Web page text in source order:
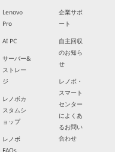
Lenovo
Pro
AI PC
サーバー&
ストレー
ジ
レノボカ
スタムシ
ョップ
レノボ
FAQs
企業サポ
ート
自主回収
のお知ら
せ
レノボ・
スマート
センター
によくあ
るお問い
合わせ